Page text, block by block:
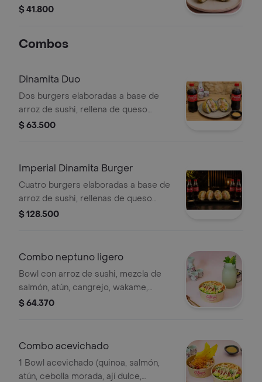
dinamita de cangrejo aderezada con
$ 41.800
Combos
Dinamita Duo
Dos burgers elaboradas a base de
arroz de sushi, rellena de queso
crema y aguacate cremoso, ensalada
salsa teriyaki. Incluye Coca Cola
personal por burger.
$ 63.500
Imperial Dinamita Burger
Cuatro burgers elaboradas a base de
arroz de sushi, rellenas de queso
crema y aguacate cremoso, ensalada
salsa teriyaki. Incluye Coca Cola
personal por burger.
$ 128.500
Combo neptuno ligero
Bowl con arroz de sushi, mezcla de
salmón, atún, cangrejo, wakame,
aguacate con mayonesa japonesa y
elección.
$ 64.370
Combo acevichado
1 Bowl acevichado (quinoa, salmón,
atún, cebolla morada, ají dulce,